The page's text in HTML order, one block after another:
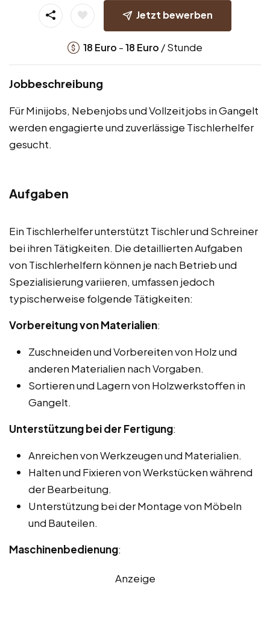
Jetzt bewerben
18 Euro -18 Euro / Stunde
Jobbeschreibung
Für Minijobs, Nebenjobs und Vollzeitjobs in Gangelt
werden engagierte und zuverlässige Tischlerhelfer
gesucht.
Aufgaben
Ein Tischlerhelfer unterstützt Tischler und Schreiner
bei ihren Tätigkeiten. Die detaillierten Aufgaben
von Tischlerhelfern können je nach Betrieb und
Spezialisierung variieren, umfassen jedoch
typischerweise folgende Tätigkeiten:
Vorbereitung von Materialien:
Zuschneiden und Vorbereiten von Holz und
anderen Materialien nach Vorgaben.
Sortieren und Lagern von Holzwerkstoffen in
Gangelt.
Unterstützung bei der Fertigung:
Anreichen von Werkzeugen und Materialien.
Halten und Fixieren von Werkstücken während
der Bearbeitung.
Unterstützung bei der Montage von Möbeln
und Bauteilen.
Maschinenbedienung:
Anzeige